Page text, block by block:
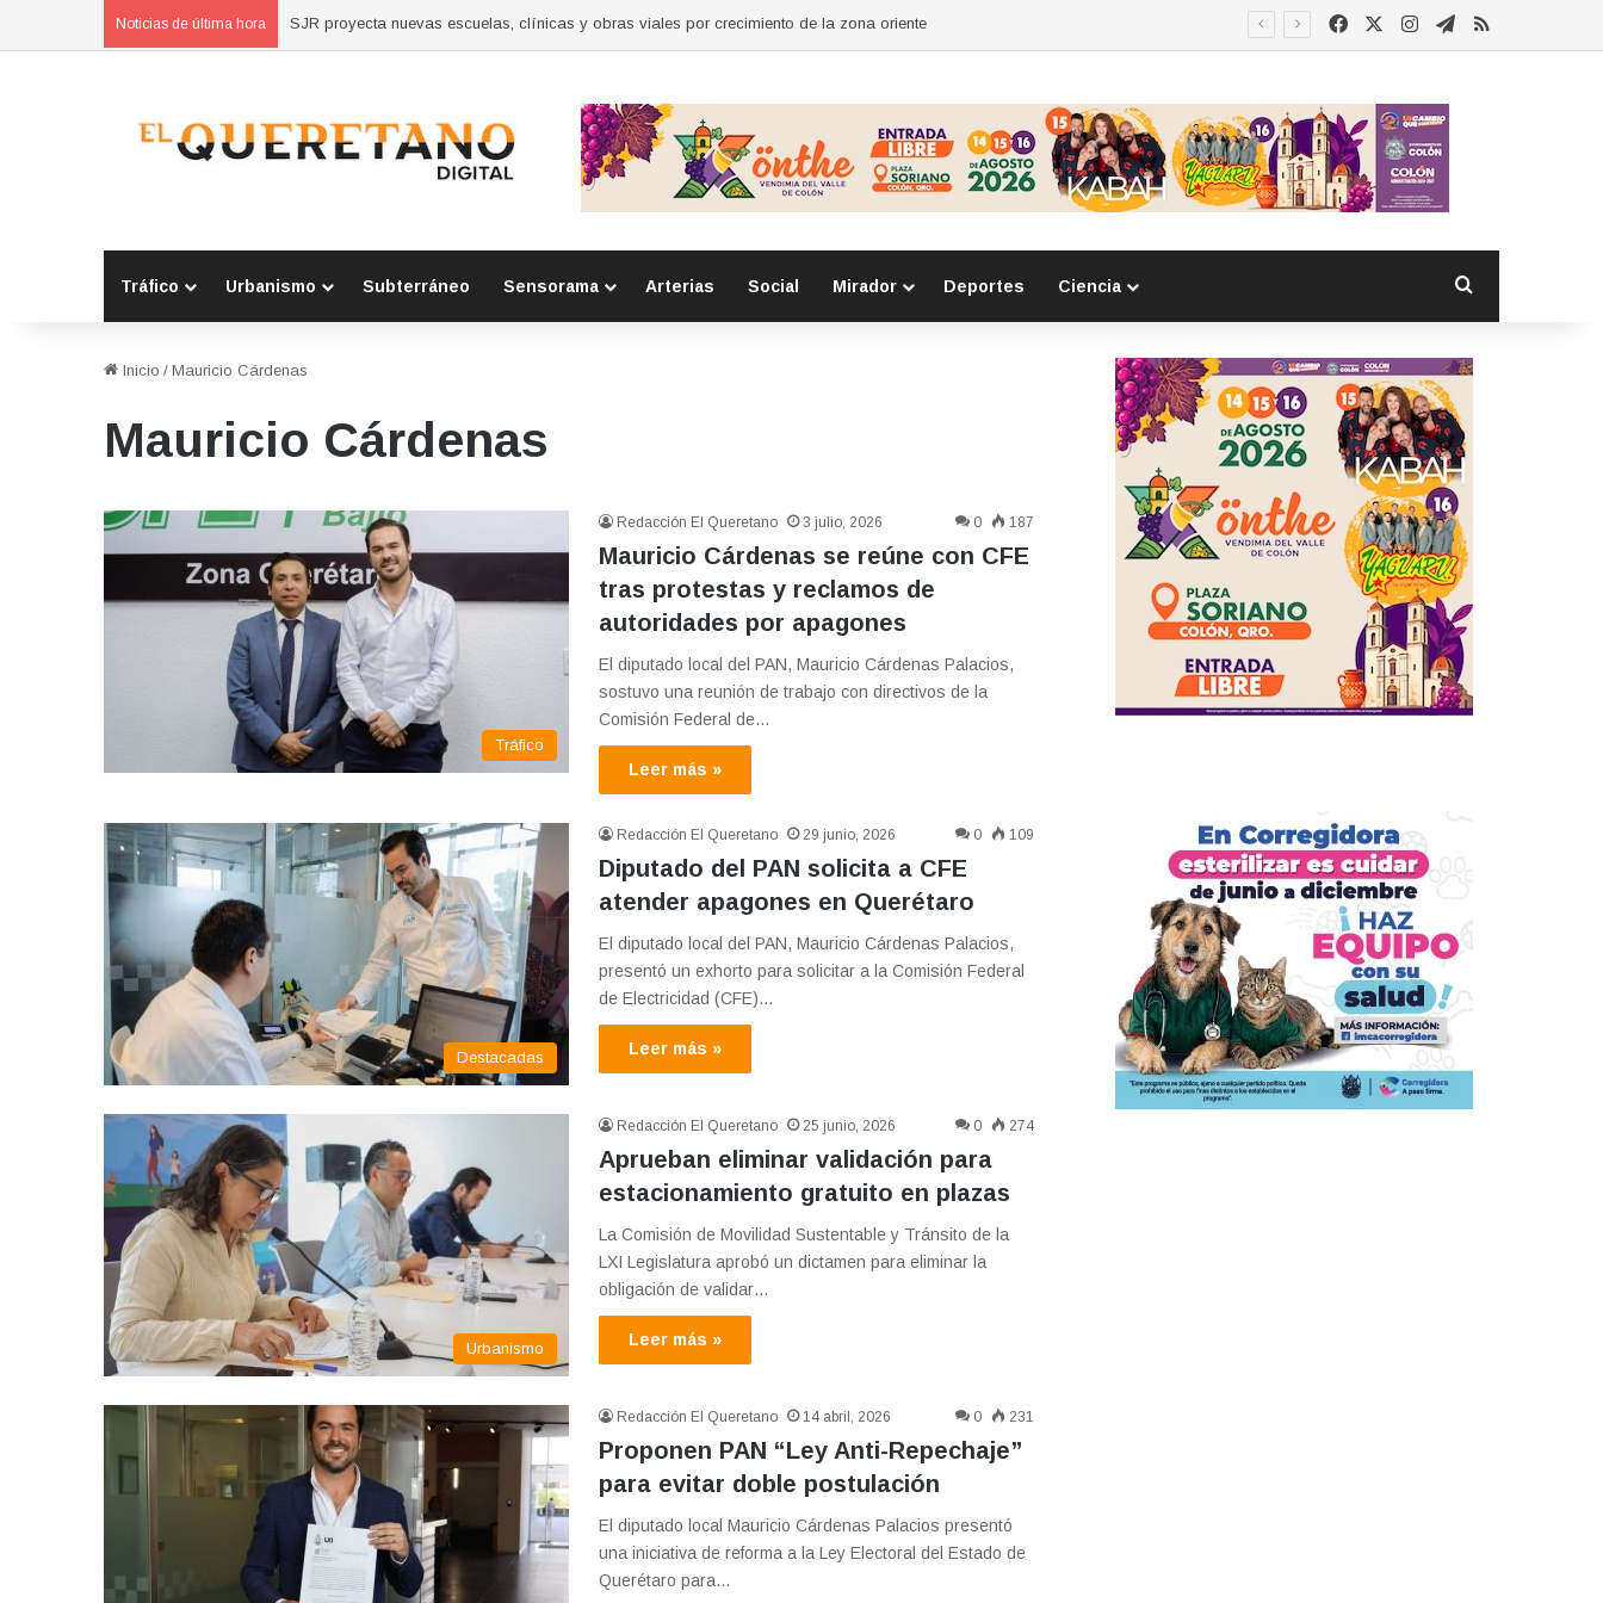
Noticias de última hora Concluyen cursos de autoempleo para mujeres en Huimilpan FacebookInstagram
Telegram
RSS
Tráfico Urbanismo Subterráneo Sensorama Arterias Social Mirador Deportes Ciencia
Inicio / Mauricio Cárdenas
Mauricio Cárdenas
Tráfico
Redacción El Queretano 3 julio, 2026 0 187
Mauricio Cárdenas se reúne con CFE
tras protestas y reclamos de
autoridades por apagones
El diputado local del PAN, Mauricio Cárdenas Palacios,
sostuvo una reunión de trabajo con directivos de la
Comisión Federal de…
Leer más »
Destacadas
Redacción El Queretano 29 junio, 2026 0 109
Diputado del PAN solicita a CFE
atender apagones en Querétaro
El diputado local del PAN, Mauricio Cárdenas Palacios,
presentó un exhorto para solicitar a la Comisión Federal
de Electricidad (CFE)…
Leer más »
Urbanismo
Redacción El Queretano 25 junio, 2026 0 274
Aprueban eliminar validación para
estacionamiento gratuito en plazas
La Comisión de Movilidad Sustentable y Tránsito de la
LXI Legislatura aprobó un dictamen para eliminar la
obligación de validar…
Leer más »
Redacción El Queretano 14 abril, 2026 0 231
Proponen PAN “Ley Anti-Repechaje”
para evitar doble postulación
El diputado local Mauricio Cárdenas Palacios presentó
una iniciativa de reforma a la Ley Electoral del Estado de
Querétaro para…